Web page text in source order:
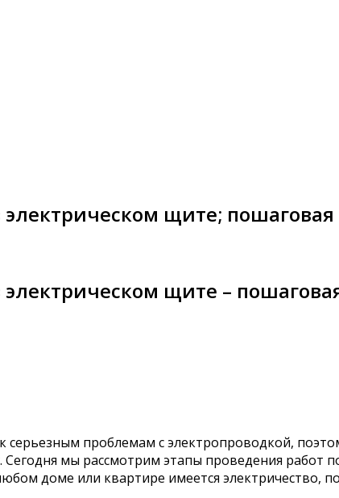
щите; пошаговая
щите –
проблемам с электропроводкой,
Сегодня мы рассмотрим этапы проведения
доме или квартире имеется электричество,